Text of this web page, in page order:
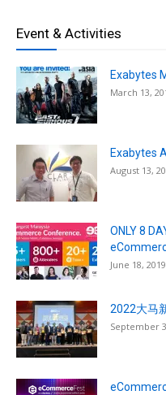
Event & Activities
Exabytes
March 13,
Exabytes
August 13,
ONLY 8
June 18, 2019
2022大马
September